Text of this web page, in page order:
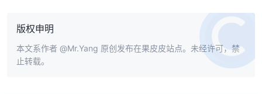
版权申明
本文系作者 @Mr.Yang 原创发布在果皮皮站点。未经许可，禁
止转载。